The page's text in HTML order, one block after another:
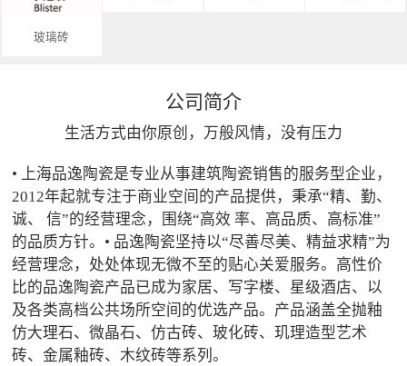
玻璃砖
公司简介
生活方式由你原创，万般风情，没有压力
• 上海品逸陶瓷是专业从事建筑陶瓷销售的服务型企业，
2012年起就专注于商业空间的产品提供，秉承“精、勤、
诚、 信”的经营理念，围绕“高效 率、高品质、高标准”
的品质方针。• 品逸陶瓷坚持以“尽善尽美、精益求精”为
经营理念，处处体现无微不至的贴心关爱服务。高性价
比的品逸陶瓷产品已成为家居、写字楼、星级酒店、以
及各类高档公共场所空间的优选产品。产品涵盖全抛釉
仿大理石、微晶石、仿古砖、玻化砖、玑理造型艺术
砖、金属釉砖、木纹砖等系列。